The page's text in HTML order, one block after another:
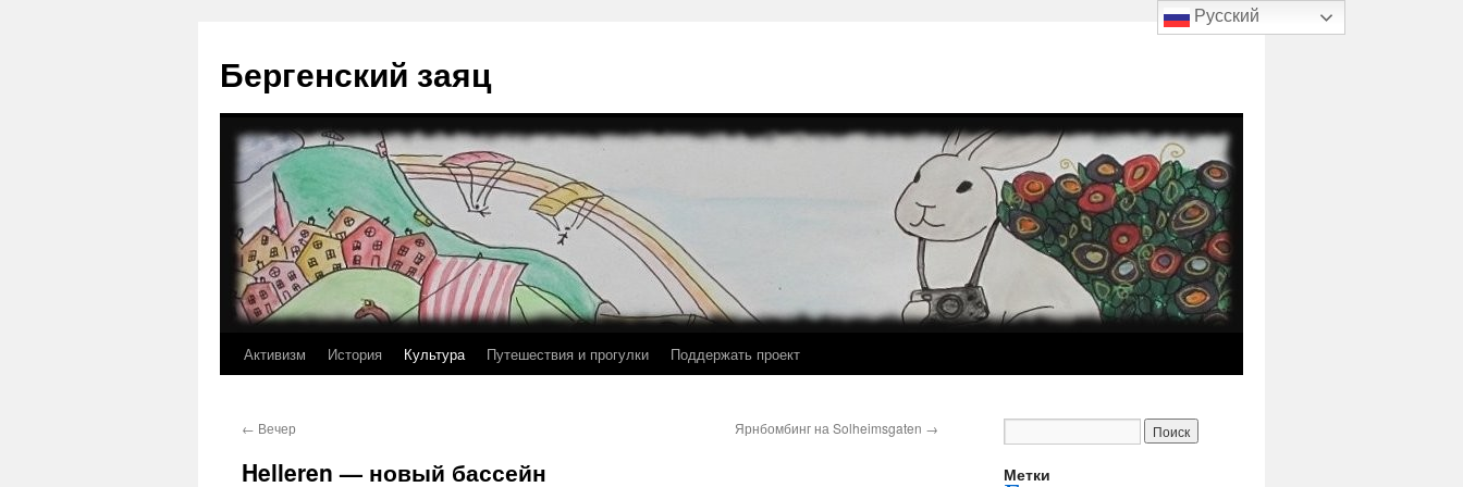
содержимому
Бергенский заяц
Активизм История Культура Путешествия и прогулки Поддержать проект
← Вечер Ярнбомбинг на Solheimsgaten →
Helleren — новый бассейн Метки
Русский